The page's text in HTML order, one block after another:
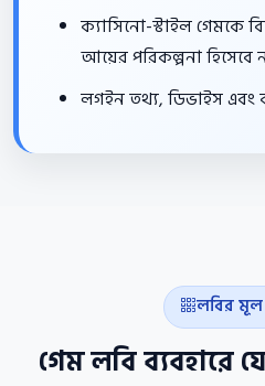
ক্যাসিনো-স্টাইল গেমকে
আয়ের পরিকল্পনা হিসেবে
লগইন তথ্য, ডিভাইস এবং
লবির মূল
গেম লবি ব্যবহারে